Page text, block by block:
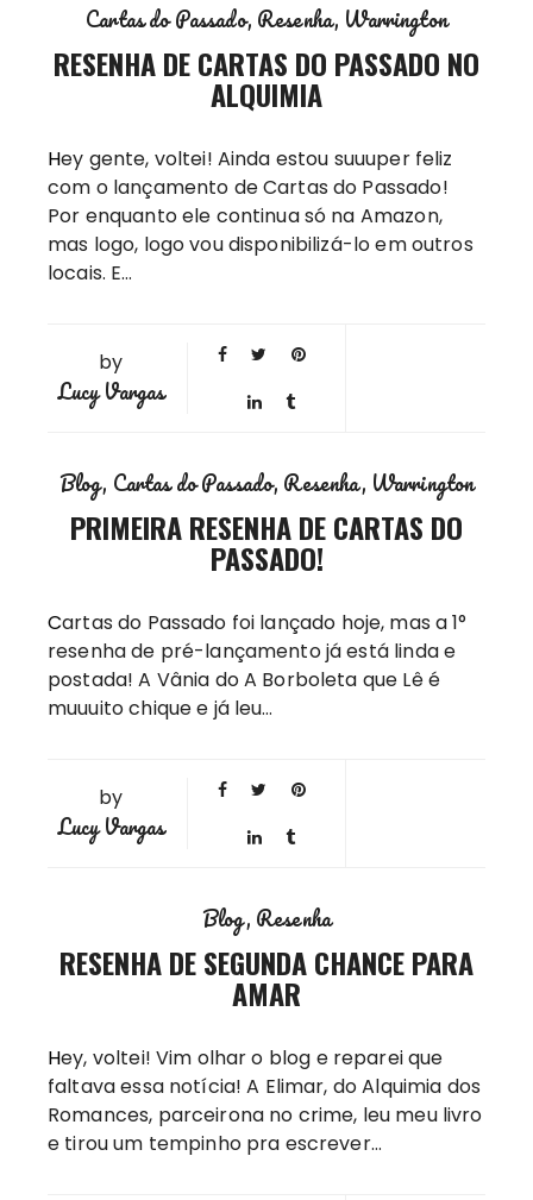
Cartas do Passado Resenha Warrington
RESENHA DE CARTAS DO PASSADO NO
ALQUIMIA
Hey gente, voltei! Ainda estou suuuper feliz
com o lançamento de Cartas do Passado!
Por enquanto ele continua só na Amazon,
mas logo, logo vou disponibilizá-lo em outros
locais. E…
by
Lucy Vargas
Blog Cartas do Passado Resenha Warrington
PRIMEIRA RESENHA DE CARTAS DO
PASSADO!
Cartas do Passado foi lançado hoje, mas a 1°
resenha de pré-lançamento já está linda e
postada! A Vânia do A Borboleta que Lê é
muuuito chique e já leu…
by
Lucy Vargas
Blog Resenha
RESENHA DE SEGUNDA CHANCE PARA
AMAR
Hey, voltei! Vim olhar o blog e reparei que
faltava essa notícia! A Elimar, do Alquimia dos
Romances, parceirona no crime, leu meu livro
e tirou um tempinho pra escrever…